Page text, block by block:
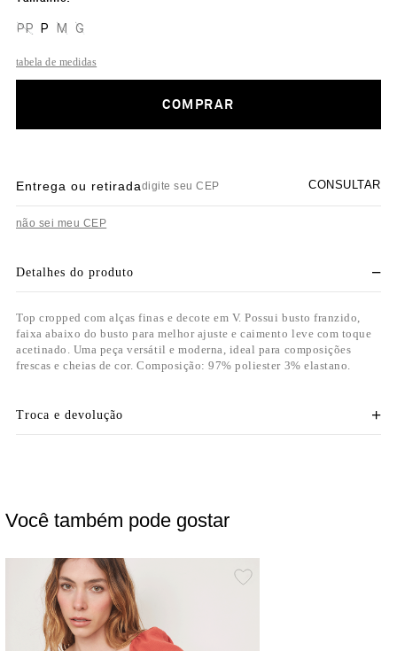
PP P M G
tabela de medidas
COMPRAR
Entrega ou retirada CONSULTAR
não sei meu CEP
Detalhes do produto
Top cropped com alças finas e decote em V. Possui busto franzido,
faixa abaixo do busto para melhor ajuste e caimento leve com toque
acetinado. Uma peça versátil e moderna, ideal para composições
frescas e cheias de cor. Composição: 97% poliester 3% elastano.
Troca e devolução
Você também pode gostar